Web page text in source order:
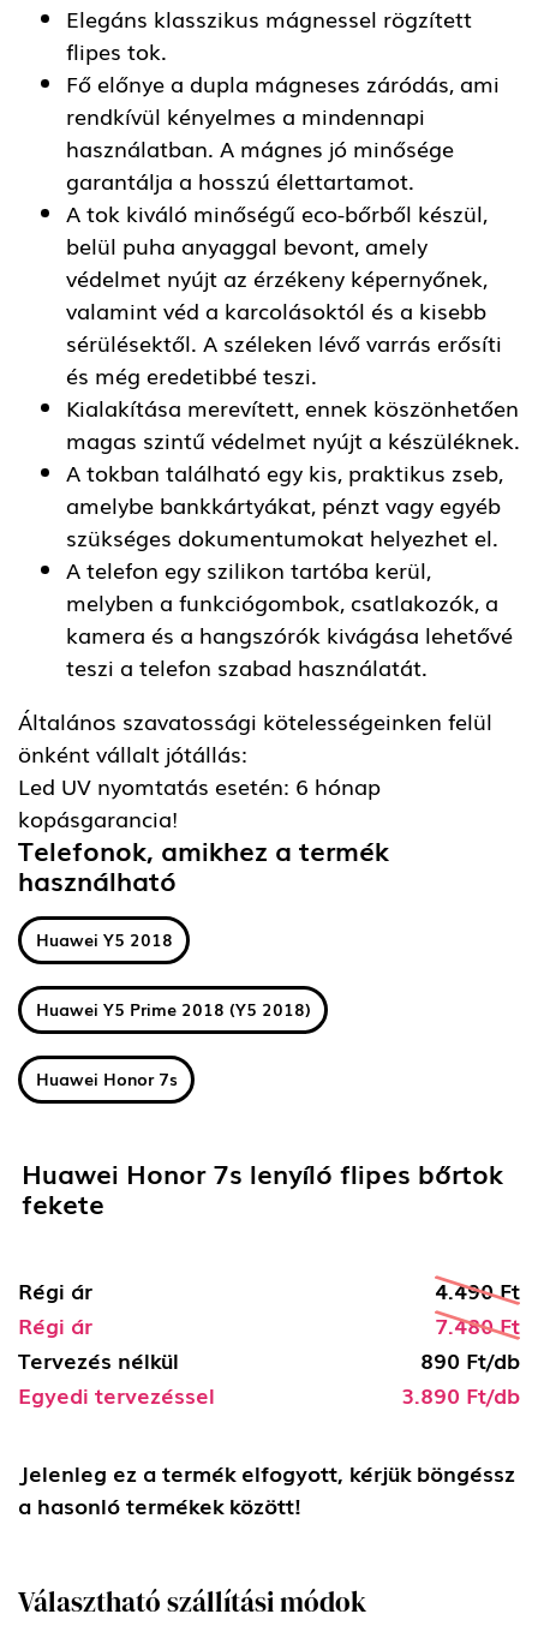
Elegáns klasszikus mágnessel rögzített
flipes tok.
Fő előnye a dupla mágneses záródás, ami
rendkívül kényelmes a mindennapi
használatban. A mágnes jó minősége
garantálja a hosszú élettartamot.
A tok kiváló minőségű eco-bőrből készül,
belül puha anyaggal bevont, amely
védelmet nyújt az érzékeny képernyőnek,
valamint véd a karcolásoktól és a kisebb
sérülésektől. A széleken lévő varrás erősíti
és még eredetibbé teszi.
Kialakítása merevített, ennek köszönhetően
magas szintű védelmet nyújt a készüléknek.
A tokban található egy kis, praktikus zseb,
amelybe bankkártyákat, pénzt vagy egyéb
szükséges dokumentumokat helyezhet el.
A telefon egy szilikon tartóba kerül,
melyben a funkciógombok, csatlakozók, a
kamera és a hangszórók kivágása lehetővé
teszi a telefon szabad használatát.
Általános szavatossági kötelességeinken felül
önként vállalt jótállás:
Led UV nyomtatás esetén: 6 hónap
kopásgarancia!
Telefonok, amikhez a termék
használható
Huawei Y5 2018
Huawei Y5 Prime 2018 (Y5 2018)
Huawei Honor 7s
Huawei Honor 7s lenyíló flipes bőrtok
fekete
Régi ár
4.490 Ft
Régi ár
7.480 Ft
Tervezés nélkül
890 Ft/db
Egyedi tervezéssel
3.890 Ft/db
Jelenleg ez a termék elfogyott, kérjük böngéssz
a hasonló termékek között!
Választható szállítási módok